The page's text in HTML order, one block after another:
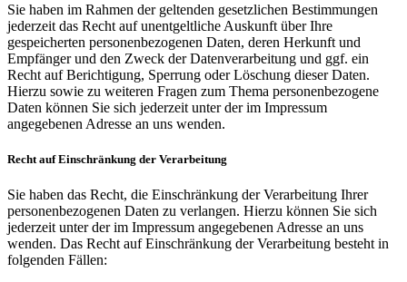
Sie haben im Rahmen der geltenden gesetzlichen Bestimmungen
jederzeit das Recht auf unentgeltliche Auskunft über Ihre
gespeicherten personenbezogenen Daten, deren Herkunft und
Empfänger und den Zweck der Datenverarbeitung und ggf. ein
Recht auf Berichtigung, Sperrung oder Löschung dieser Daten.
Hierzu sowie zu weiteren Fragen zum Thema personenbezogene
Daten können Sie sich jederzeit unter der im Impressum
angegebenen Adresse an uns wenden.
Recht auf Einschränkung der Verarbeitung
Sie haben das Recht, die Einschränkung der Verarbeitung Ihrer
personenbezogenen Daten zu verlangen. Hierzu können Sie sich
jederzeit unter der im Impressum angegebenen Adresse an uns
wenden. Das Recht auf Einschränkung der Verarbeitung besteht in
folgenden Fällen: